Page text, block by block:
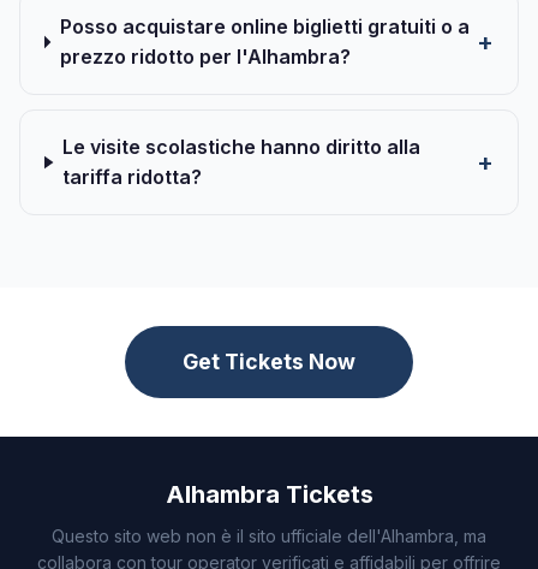
Posso acquistare online biglietti gratuiti o a
prezzo ridotto per l'Alhambra?
Le visite scolastiche hanno diritto alla
tariffa ridotta?
Get Tickets Now
Alhambra Tickets
Questo sito web non è il sito ufficiale dell'Alhambra, ma
collabora con tour operator verificati e affidabili per offrire